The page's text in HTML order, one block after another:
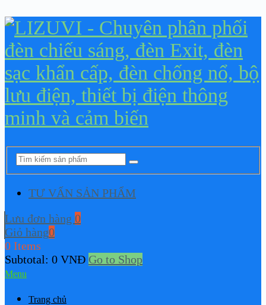
TƯ VẤN SẢN PHẨM
Lưu đơn hàng 0
Giỏ hàng0
0 Items
Subtotal: 0 VNĐ Go to Shop
Menu
Trang chủ